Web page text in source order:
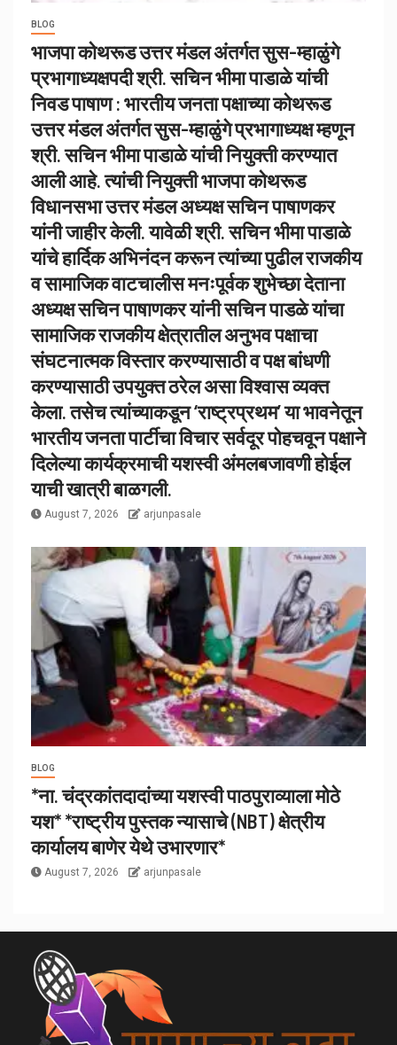
BLOG
भाजपा कोथरूड उत्तर मंडल अंतर्गत सुस-म्हाळुंगे
प्रभागाध्यक्षपदी श्री. सचिन भीमा पाडाळे यांची
निवड पाषाण : भारतीय जनता पक्षाच्या कोथरूड
उत्तर मंडल अंतर्गत सुस-म्हाळुंगे प्रभागाध्यक्ष म्हणून
श्री. सचिन भीमा पाडाळे यांची नियुक्ती करण्यात
आली आहे. त्यांची नियुक्ती भाजपा कोथरूड
विधानसभा उत्तर मंडल अध्यक्ष सचिन पाषाणकर
यांनी जाहीर केली. यावेळी श्री. सचिन भीमा पाडाळे
यांचे हार्दिक अभिनंदन करून त्यांच्या पुढील राजकीय
व सामाजिक वाटचालीस मनःपूर्वक शुभेच्छा देताना
अध्यक्ष सचिन पाषाणकर यांनी सचिन पाडळे यांचा
सामाजिक राजकीय क्षेत्रातील अनुभव पक्षाचा
संघटनात्मक विस्तार करण्यासाठी व पक्ष बांधणी
करण्यासाठी उपयुक्त ठरेल असा विश्वास व्यक्त
केला. तसेच त्यांच्याकडून ‘राष्ट्रप्रथम’ या भावनेतून
भारतीय जनता पार्टीचा विचार सर्वदूर पोहचवून पक्षाने
दिलेल्या कार्यक्रमाची यशस्वी अंमलबजावणी होईल
याची खात्री बाळगली.
August 7, 2026 arjunpasale
BLOG
*ना. चंद्रकांतदादांच्या यशस्वी पाठपुराव्याला मोठे
यश* *राष्ट्रीय पुस्तक न्यासाचे (NBT) क्षेत्रीय
कार्यालय बाणेर येथे उभारणार*
August 7, 2026 arjunpasale